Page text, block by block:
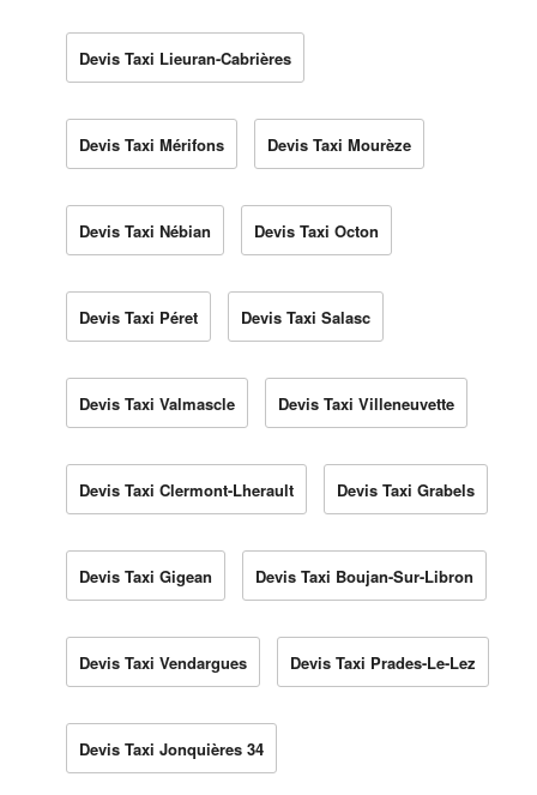
Devis Taxi Lieuran-Cabrières
Devis Taxi Mérifons Devis Taxi Mourèze
Devis Taxi Nébian Devis Taxi Octon
Devis Taxi Péret Devis Taxi Salasc
Devis Taxi Valmascle Devis Taxi Villeneuvette
Devis Taxi Clermont-Lherault Devis Taxi Grabels
Devis Taxi Gigean Devis Taxi Boujan-Sur-Libron
Devis Taxi Vendargues Devis Taxi Prades-Le-Lez
Devis Taxi Jonquières 34